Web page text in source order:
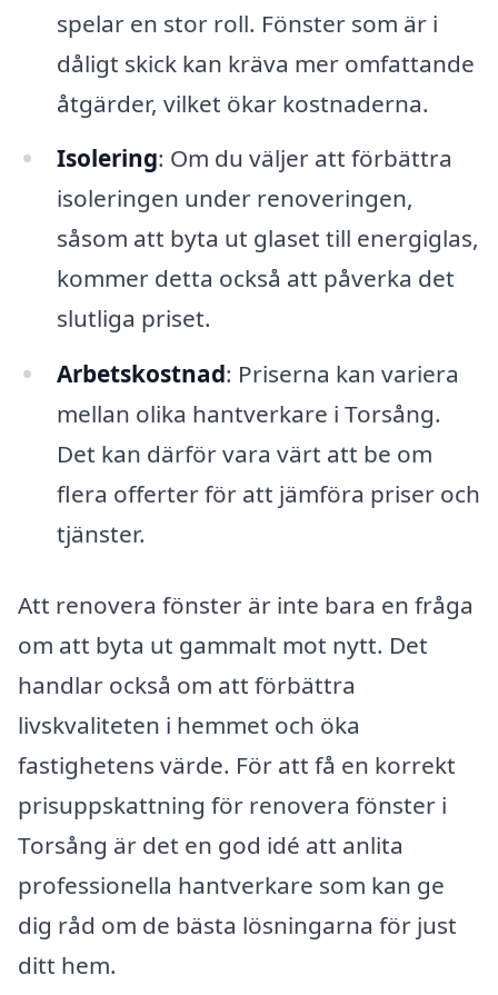
spelar en stor roll. Fönster som är i
dåligt skick kan kräva mer omfattande
åtgärder, vilket ökar kostnaderna.
Isolering: Om du väljer att förbättra
isoleringen under renoveringen,
såsom att byta ut glaset till energiglas,
kommer detta också att påverka det
slutliga priset.
Arbetskostnad: Priserna kan variera
mellan olika hantverkare i Torsång.
Det kan därför vara värt att be om
flera offerter för att jämföra priser och
tjänster.
Att renovera fönster är inte bara en fråga
om att byta ut gammalt mot nytt. Det
handlar också om att förbättra
livskvaliteten i hemmet och öka
fastighetens värde. För att få en korrekt
prisuppskattning för renovera fönster i
Torsång är det en god idé att anlita
professionella hantverkare som kan ge
dig råd om de bästa lösningarna för just
ditt hem.